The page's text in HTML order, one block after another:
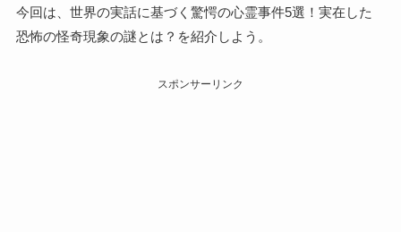
今回は、世界の実話に基づく驚愕の心霊事件5選！実在した
恐怖の怪奇現象の謎とは？を紹介しよう。
スポンサーリンク